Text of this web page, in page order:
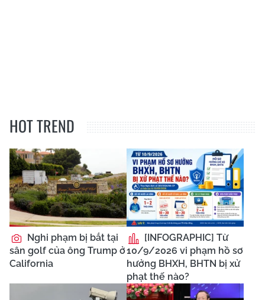
HOT TREND
Nghi phạm bị bắt tại
sân golf của ông Trump ở
California
[INFOGRAPHIC] Từ
10/9/2026 vi phạm hồ sơ
hưởng BHXH, BHTN bị xử
phạt thế nào?